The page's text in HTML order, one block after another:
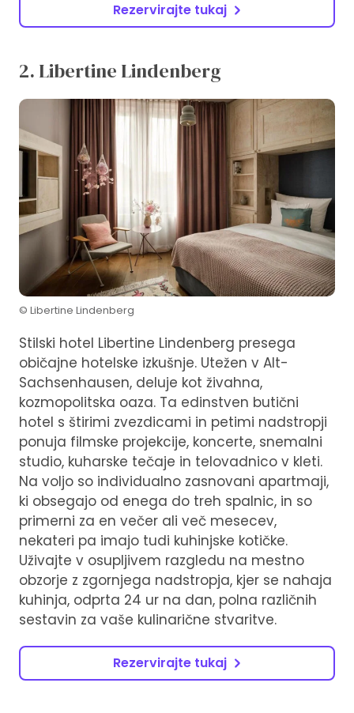
Rezervirajte tukaj
2. Libertine Lindenberg
© Libertine Lindenberg
Stilski hotel Libertine Lindenberg presega
običajne hotelske izkušnje. Utežen v Alt-
Sachsenhausen, deluje kot živahna,
kozmopolitska oaza. Ta edinstven butični
hotel s štirimi zvezdicami in petimi nadstropji
ponuja filmske projekcije, koncerte, snemalni
studio, kuharske tečaje in telovadnico v kleti.
Na voljo so individualno zasnovani apartmaji,
ki obsegajo od enega do treh spalnic, in so
primerni za en večer ali več mesecev,
nekateri pa imajo tudi kuhinjske kotičke.
Uživajte v osupljivem razgledu na mestno
obzorje z zgornjega nadstropja, kjer se nahaja
kuhinja, odprta 24 ur na dan, polna različnih
sestavin za vaše kulinarične stvaritve.
Rezervirajte tukaj